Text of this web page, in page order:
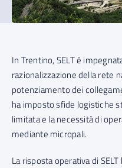
In Trentino, SELT è
razionalizzazione della rete
potenziamento dei
ha imposto sfide logistiche
limitata e la necessità di
mediante micropali.
La risposta operativa di